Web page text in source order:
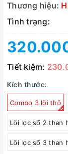
Thương hiệu:
Tình trạng:
Tiết kiệm:
Kích thước:
Combo 3 lõi thô
Lõi lọc số 2 than
Lõi lọc số 3 than